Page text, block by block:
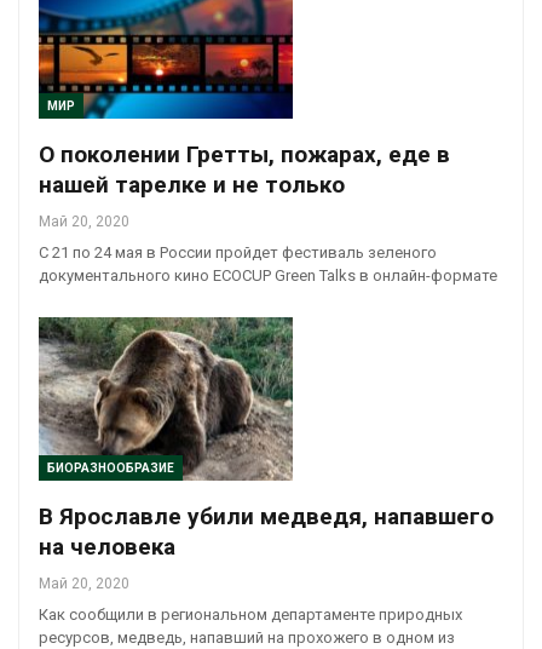
МИР
О поколении Гретты, пожарах, еде в
нашей тарелке и не только
Май 20, 2020
С 21 по 24 мая в России пройдет фестиваль зеленого
документального кино ECOCUP Green Talks в онлайн-формате
БИОРАЗНООБРАЗИЕ
В Ярославле убили медведя, напавшего
на человека
Май 20, 2020
Как сообщили в региональном департаменте природных
ресурсов, медведь, напавший на прохожего в одном из